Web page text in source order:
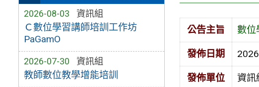
2026-08-03 資訊組
Ｃ數位學習講師培訓工作坊
PaGamO
2026-07-30 資訊組
教師數位教學增能培訓
公告主旨 數位
發佈日期
發佈單位 資訊